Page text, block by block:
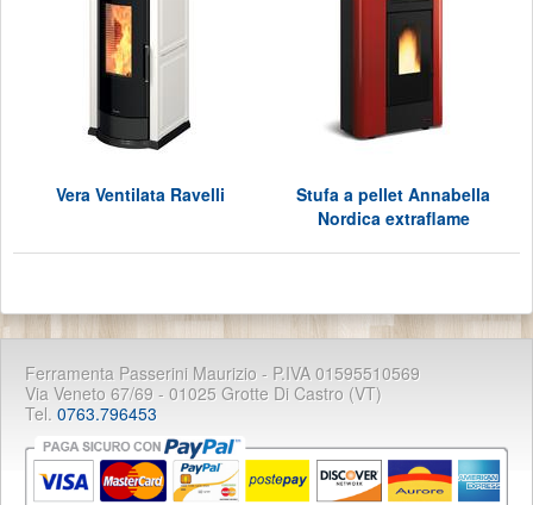
Vera Ventilata Ravelli
Stufa a pellet Annabella
Nordica extraflame
Ferramenta Passerini Maurizio - P.IVA 01595510569
Via Veneto 67/69 - 01025 Grotte Di Castro (VT)
Tel. 0763.796453